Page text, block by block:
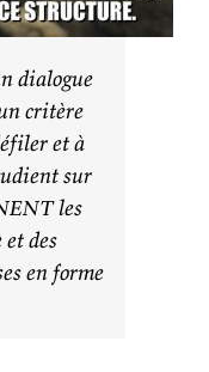
dialogue
critère
et à
sur
les
des
en forme